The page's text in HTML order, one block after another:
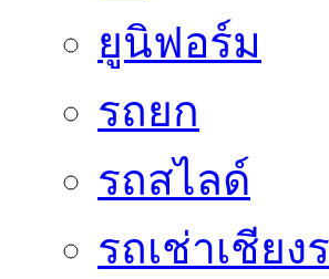
ยูนิฟอร์ม
รถยก
รถสไลด์
รถเช่าเชียง